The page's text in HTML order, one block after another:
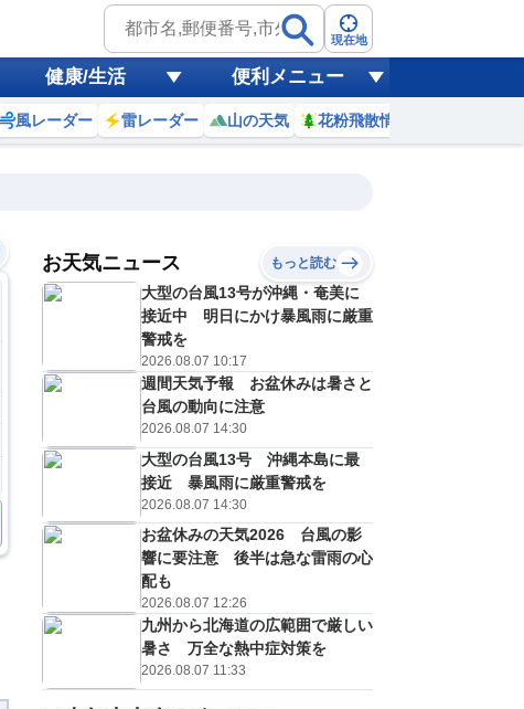
現在地
健康/生活 便利メニュー
風レーダー 雷レーダー 山の天気 花粉飛散情報
18
℃
20
(木)
E
33℃
26
30
21
(金)
D
33℃
27
30 %
予報の
信頼度
B
C
？
お天気ニュース もっと読む
大型の台風13号が沖縄・奄美に
接近中 明日にかけ暴風雨に厳重
警戒を
2026.08.07 10:17
週間天気予報 お盆休みは暑さと
台風の動向に注意
2026.08.07 14:30
大型の台風13号 沖縄本島に最
接近 暴風雨に厳重警戒を
2026.08.07 14:30
お盆休みの天気2026 台風の影
響に要注意 後半は急な雷雨の心
配も
2026.08.07 12:26
九州から北海道の広範囲で厳しい
暑さ 万全な熱中症対策を
2026.08.07 11:33